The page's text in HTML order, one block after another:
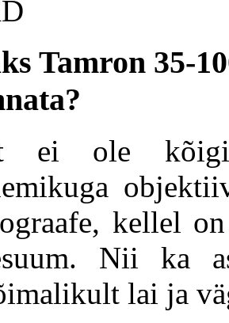
Tamron 35-
ei ole
kellel
Nii ka
lai ja